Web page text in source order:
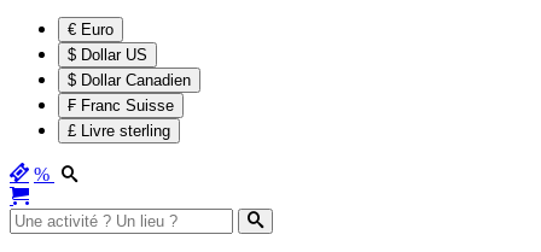
€ Euro
$ Dollar US
$ Dollar Canadien
₣ Franc Suisse
£ Livre sterling
%